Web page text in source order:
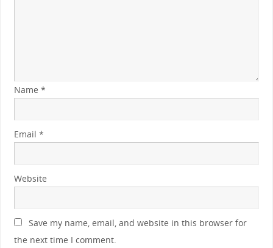
Name *
Email *
Website
Save my name, email, and website in this browser for
the next time I comment.